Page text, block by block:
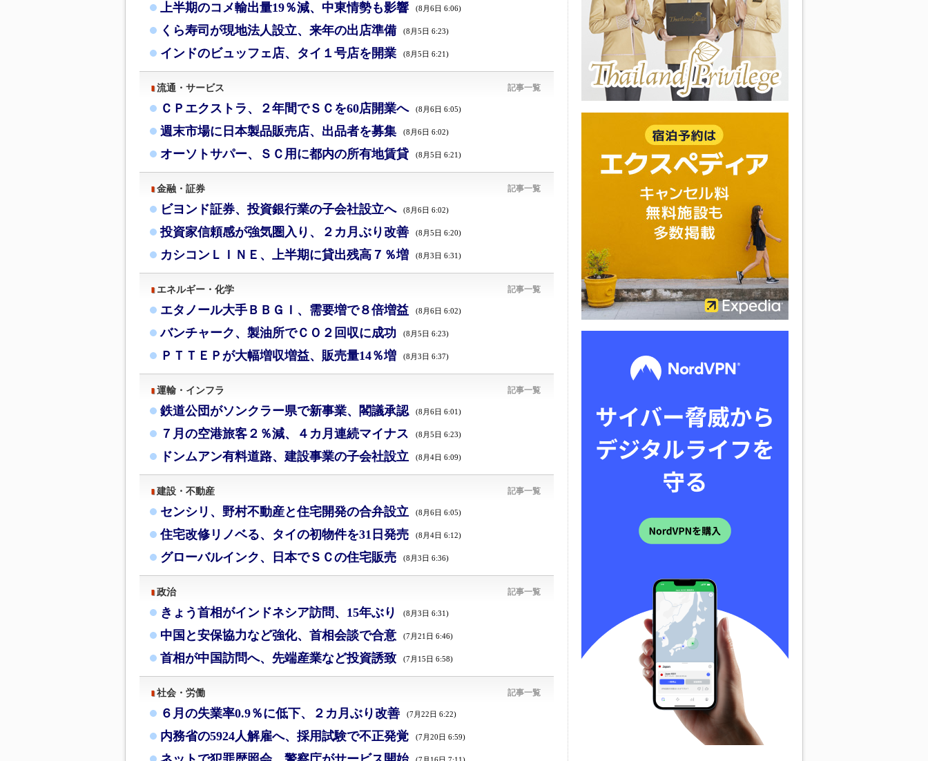
上半期のコメ輸出量19％減、中東情勢も影響 (8月6日 6:06)
くら寿司が現地法人設立、来年の出店準備 (8月5日 6:23)
インドのビュッフェ店、タイ１号店を開業 (8月5日 6:21)
流通・サービス 記事一覧
ＣＰエクストラ、２年間でＳＣを60店開業へ (8月6日 6:05)
週末市場に日本製品販売店、出品者を募集 (8月6日 6:02)
オーソトサパー、ＳＣ用に都内の所有地賃貸 (8月5日 6:21)
金融・証券 記事一覧
ビヨンド証券、投資銀行業の子会社設立へ (8月6日 6:02)
投資家信頼感が強気圏入り、２カ月ぶり改善 (8月5日 6:20)
カシコンＬＩＮＥ、上半期に貸出残高７％増 (8月3日 6:31)
エネルギー・化学 記事一覧
エタノール大手ＢＢＧＩ、需要増で８倍増益 (8月6日 6:02)
バンチャーク、製油所でＣＯ２回収に成功 (8月5日 6:23)
ＰＴＴＥＰが大幅増収増益、販売量14％増 (8月3日 6:37)
運輸・インフラ 記事一覧
鉄道公団がソンクラー県で新事業、閣議承認 (8月6日 6:01)
７月の空港旅客２％減、４カ月連続マイナス (8月5日 6:23)
ドンムアン有料道路、建設事業の子会社設立 (8月4日 6:09)
建設・不動産 記事一覧
センシリ、野村不動産と住宅開発の合弁設立 (8月6日 6:05)
住宅改修リノベる、タイの初物件を31日発売 (8月4日 6:12)
グローバルインク、日本でＳＣの住宅販売 (8月3日 6:36)
政治 記事一覧
きょう首相がインドネシア訪問、15年ぶり (8月3日 6:31)
中国と安保協力など強化、首相会談で合意 (7月21日 6:46)
首相が中国訪問へ、先端産業など投資誘致 (7月15日 6:58)
社会・労働 記事一覧
６月の失業率0.9％に低下、２カ月ぶり改善 (7月22日 6:22)
内務省の5924人解雇へ、採用試験で不正発覚 (7月20日 6:59)